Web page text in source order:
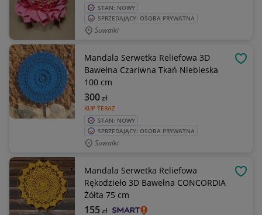
STAN: NOWY
SPRZEDAJĄCY: OSOBA PRYWATNA
Suwałki
Mandala Serwetka Reliefowa 3D
Bawełna Czariwna Tkań Niebieska
100 cm
KUP TERAZ
300zł
STAN: NOWY
SPRZEDAJĄCY: OSOBA PRYWATNA
Suwałki
Mandala Serwetka Reliefowa
Rękodzieło 3D Bawełna CONCORDIA
Żółta 75 cm
155zł